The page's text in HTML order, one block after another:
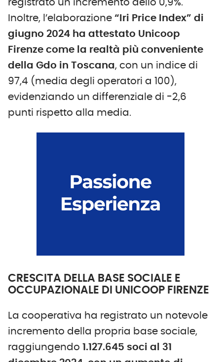
registrato un incremento dello 0,9%.
Inoltre, l’elaborazione “Iri Price Index” di
giugno 2024 ha attestato Unicoop
Firenze come la realtà più conveniente
della Gdo in Toscana, con un indice di
97,4 (media degli operatori a 100),
evidenziando un differenziale di -2,6
punti rispetto alla media.
CRESCITA DELLA BASE SOCIALE E
OCCUPAZIONALE DI UNICOOP FIRENZE
La cooperativa ha registrato un notevole
incremento della propria base sociale,
raggiungendo 1.127.645 soci al 31